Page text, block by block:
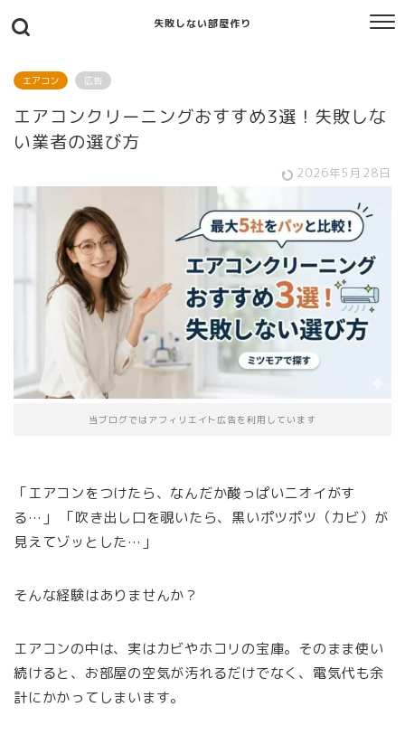
失敗しない部屋作り
エアコン 広告
エアコンクリーニングおすすめ3選！失敗しな
い業者の選び方
2026年5月28日
当ブログではアフィリエイト広告を利用しています
「エアコンをつけたら、なんだか酸っぱいニオイがす
る…」 「吹き出し口を覗いたら、黒いポツポツ（カビ）が
見えてゾッとした…」
そんな経験はありませんか？
エアコンの中は、実はカビやホコリの宝庫。そのまま使い
続けると、お部屋の空気が汚れるだけでなく、電気代も余
計にかかってしまいます。